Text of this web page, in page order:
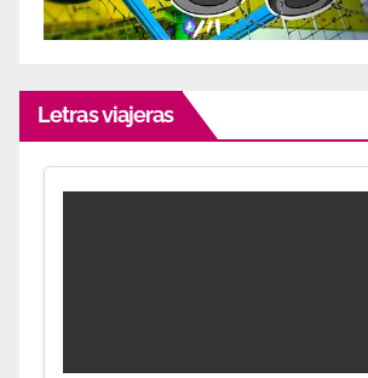
Letras viajeras